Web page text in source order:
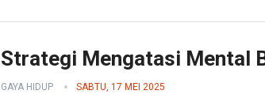
Strategi Mengatasi Mental
GAYA HIDUP SABTU, 17 MEI 2025